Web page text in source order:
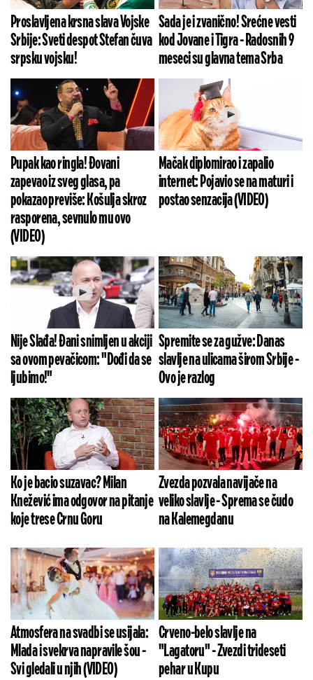
Proslavljena krsna slava Vojske
Srbije: Sveti despot Stefan čuva
srpsku vojsku!
Sada je i zvanično! Srećne vesti
kod Jovane i Tigra - Radosnih 9
meseci su glavna tema Srba
Pupak kao ringla! Đovani
zapevao iz sveg glasa, pa
pokazao previše: Košulja skroz
rasporena, sevnulo mu ovo
(VIDEO)
Mačak diplomirao i zapalio
internet: Pojavio se na maturi i
postao senzacija (VIDEO)
Nije Slađa! Đani snimljen u akciji
sa ovom pevačicom: "Dođi da se
ljubimo!"
Spremite se za gužve: Danas
slavlje na ulicama širom Srbije -
Ovo je razlog
Ko je bacio suzavac? Milan
Knežević ima odgovor na pitanje
koje trese Crnu Goru
Zvezda pozvala navijače na
veliko slavlje - Sprema se čudo
na Kalemegdanu
Atmosfera na svadbi se usijala:
Mlada i svekrva napravile šou -
Svi gledali u njih (VIDEO)
Crveno-belo slavlje na
"Lagatoru" - Zvezdi trideseti
pehar u Kupu